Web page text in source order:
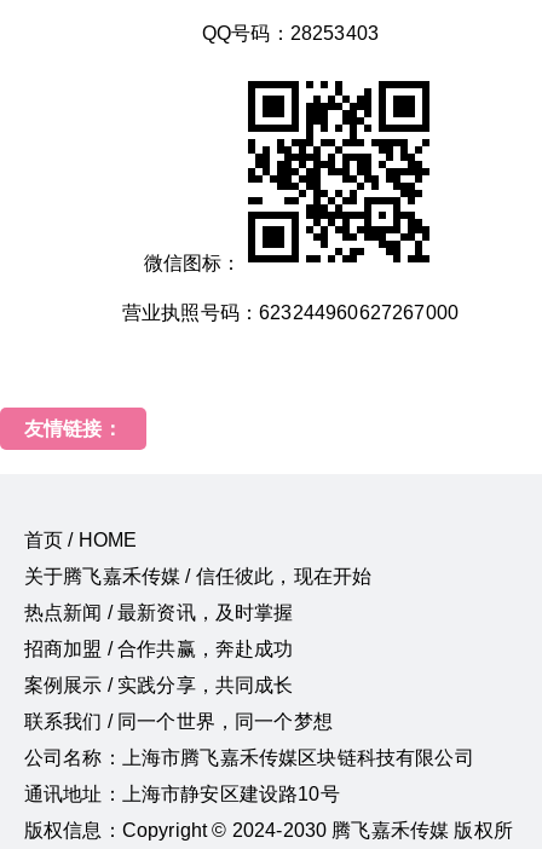
QQ号码：28253403
微信图标：
营业执照号码：623244960627267000
友情链接：
首页 / HOME
关于腾飞嘉禾传媒 / 信任彼此，现在开始
热点新闻 / 最新资讯，及时掌握
招商加盟 / 合作共赢，奔赴成功
案例展示 / 实践分享，共同成长
联系我们 / 同一个世界，同一个梦想
公司名称：上海市腾飞嘉禾传媒区块链科技有限公司
通讯地址：上海市静安区建设路10号
版权信息：Copyright © 2024-2030 腾飞嘉禾传媒 版权所